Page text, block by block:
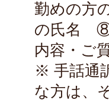
勤めの方
の氏名 ⑧
内容・ご
※ 手話通
な方は、